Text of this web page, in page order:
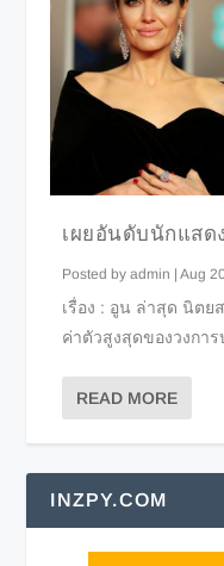
เผยอันดับนักแสด
Posted byadmin |Aug
เรื่อง : อูน ล่าสุด นิต
ค่าตัวสูงสุดของวงการ
READ MORE
INZPY.COM